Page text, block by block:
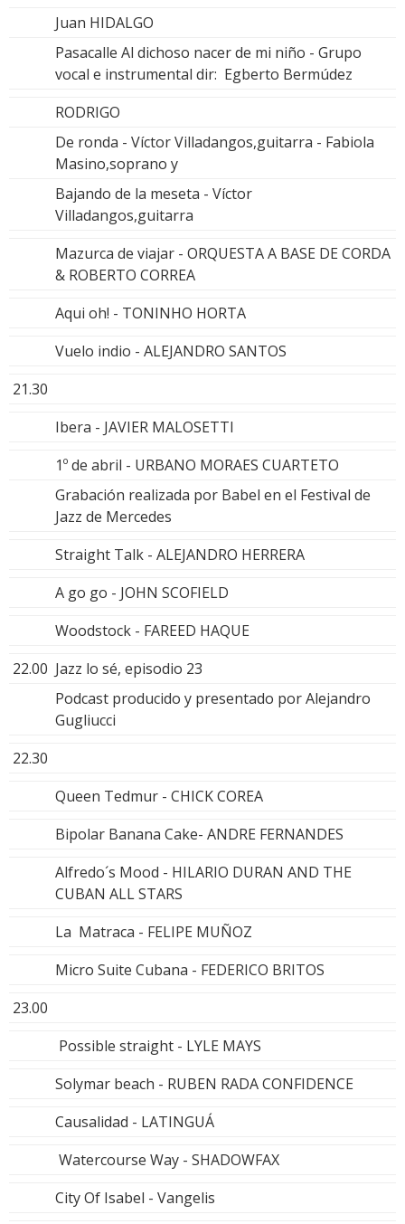
Juan HIDALGO
Pasacalle Al dichoso nacer de mi niño - Grupo
vocal e instrumental dir: Egberto Bermúdez
RODRIGO
De ronda - Víctor Villadangos,guitarra - Fabiola
Masino,soprano y
Bajando de la meseta - Víctor
Villadangos,guitarra
Mazurca de viajar - ORQUESTA A BASE DE CORDA
& ROBERTO CORREA
Aqui oh! - TONINHO HORTA
Vuelo indio - ALEJANDRO SANTOS
21.30
Ibera - JAVIER MALOSETTI
1º de abril - URBANO MORAES CUARTETO
Grabación realizada por Babel en el Festival de
Jazz de Mercedes
Straight Talk - ALEJANDRO HERRERA
A go go - JOHN SCOFIELD
Woodstock - FAREED HAQUE
22.00 Jazz lo sé, episodio 23
Podcast producido y presentado por Alejandro
Gugliucci
22.30
Queen Tedmur - CHICK COREA
Bipolar Banana Cake- ANDRE FERNANDES
Alfredo´s Mood - HILARIO DURAN AND THE
CUBAN ALL STARS
La Matraca - FELIPE MUÑOZ
Micro Suite Cubana - FEDERICO BRITOS
23.00
Possible straight - LYLE MAYS
Solymar beach - RUBEN RADA CONFIDENCE
Causalidad - LATINGUÁ
Watercourse Way - SHADOWFAX
City Of Isabel - Vangelis